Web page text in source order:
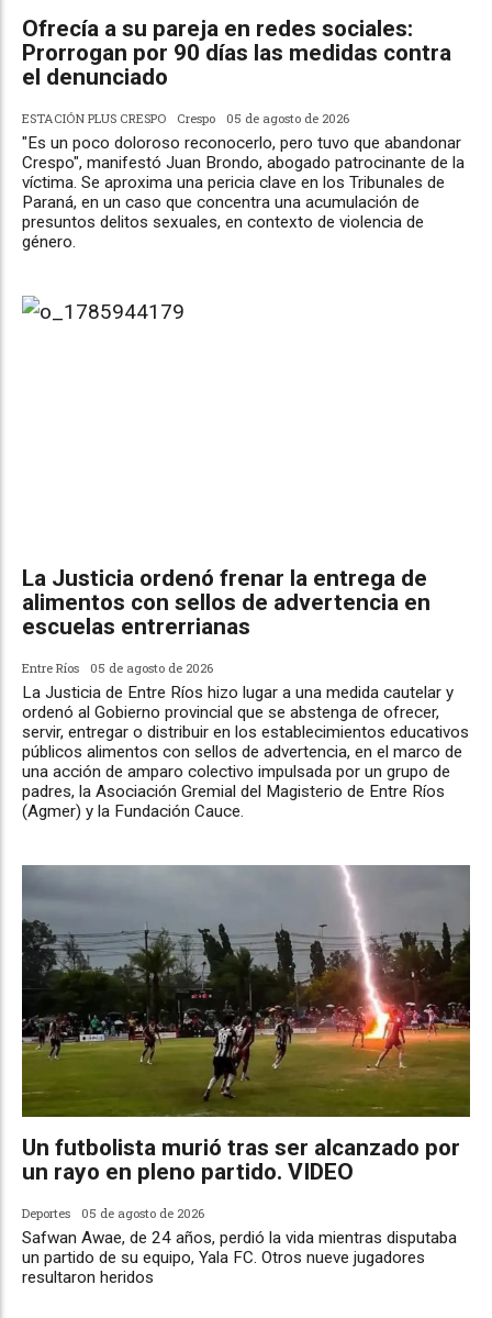
Ofrecía a su pareja en redes sociales:
Prorrogan por 90 días las medidas contra
el denunciado
ESTACIÓN PLUS CRESPO Crespo 05 de agosto de 2026
"Es un poco doloroso reconocerlo, pero tuvo que abandonar
Crespo", manifestó Juan Brondo, abogado patrocinante de la
víctima. Se aproxima una pericia clave en los Tribunales de
Paraná, en un caso que concentra una acumulación de
presuntos delitos sexuales, en contexto de violencia de
género.
La Justicia ordenó frenar la entrega de
alimentos con sellos de advertencia en
escuelas entrerrianas
Entre Ríos 05 de agosto de 2026
La Justicia de Entre Ríos hizo lugar a una medida cautelar y
ordenó al Gobierno provincial que se abstenga de ofrecer,
servir, entregar o distribuir en los establecimientos educativos
públicos alimentos con sellos de advertencia, en el marco de
una acción de amparo colectivo impulsada por un grupo de
padres, la Asociación Gremial del Magisterio de Entre Ríos
(Agmer) y la Fundación Cauce.
Un futbolista murió tras ser alcanzado por
un rayo en pleno partido. VIDEO
Deportes 05 de agosto de 2026
Safwan Awae, de 24 años, perdió la vida mientras disputaba
un partido de su equipo, Yala FC. Otros nueve jugadores
resultaron heridos